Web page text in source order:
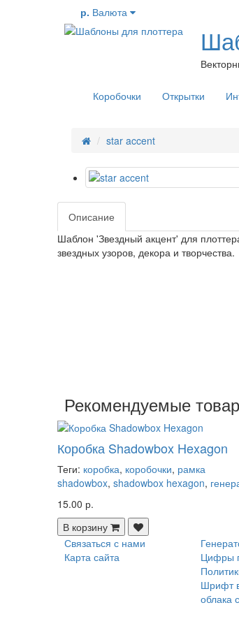
р. Валюта
Коробочки Открытки
star accent
Описание
Шаблон 'Звездный акцент' для
звездных узоров, декора и творчества.
Рекомендуемые
Коробка Shadowbox Hexagon
Теги: коробка, коробочки, рамка
shadowbox, shadowbox hexagon,
15.00 р.
В корзину
Связаться с нами
Карта сайта
Цифры
Шрифт
облака